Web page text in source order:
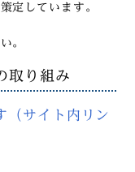
定しています。
。
取り組み
（サイト内リン